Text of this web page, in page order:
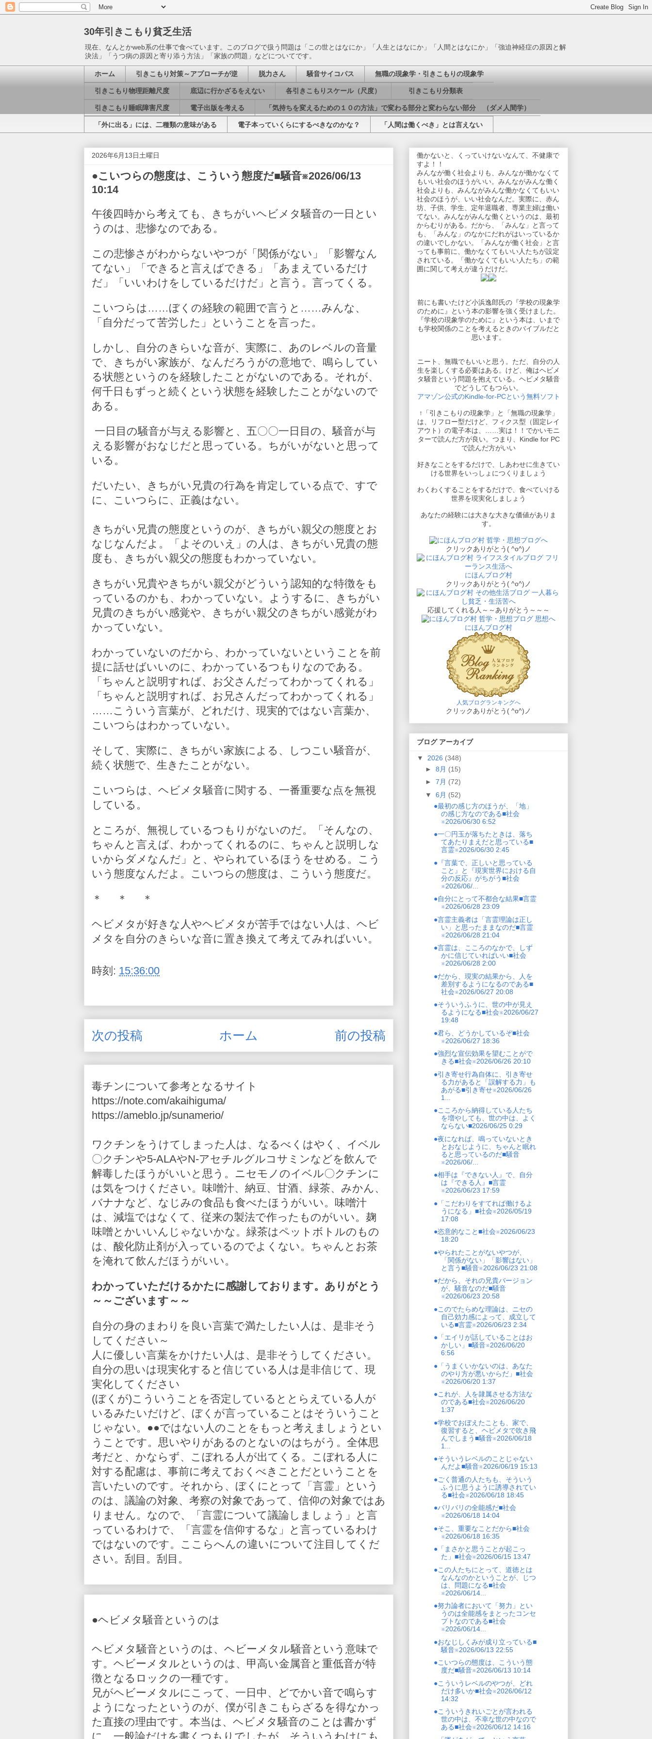
30年引きこもり貧乏生活
現在、なんとかweb系の仕事で食べています。このブログで扱う問題は「この世とはなにか」「人生とはなにか」「人間とはなにか」「強迫神経症の原因と解
決法」「うつ病の原因と寄り添う方法」「家族の問題」などについてです。
ホーム 引きこもり対策～アプローチが逆 脱力さん 騒音サイコパス 無職の現象学・引きこもりの現象学
引きこもり物理距離尺度 底辺に行かざるをえない 各引きこもりスケール（尺度） 引きこもり分類表
引きこもり睡眠障害尺度 電子出版を考える 「気持ちを変えるための１０の方法」で変わる部分と変わらない部分 （ダメ人間学）
「外に出る」には、二種類の意味がある 電子本っていくらにするべきなのかな？ 「人間は働くべき」とは言えない
2026年6月13日土曜日
●こいつらの態度は、こういう態度だ■騒音※2026/06/13
10:14
午後四時から考えても、きちがいヘビメタ騒音の一日とい
うのは、悲惨なのである。
この悲惨さがわからないやつが「関係がない」「影響なん
てない」「できると言えばできる」「あまえているだけ
だ」「いいわけをしているだけだ」と言う。言ってくる。
こいつらは……ぼくの経験の範囲で言うと……みんな、
「自分だって苦労した」ということを言った。
しかし、自分のきらいな音が、実際に、あのレベルの音量
で、きちがい家族が、なんだろうがの意地で、鳴らしてい
る状態というのを経験したことがないのである。それが、
何千日もずっと続くという状態を経験したことがないので
ある。
一日目の騒音が与える影響と、五〇〇一日目の、騒音が与
える影響がおなじだと思っている。ちがいがないと思って
いる。
だいたい、きちがい兄貴の行為を肯定している点で、すで
に、こいつらに、正義はない。
きちがい兄貴の態度というのが、きちがい親父の態度とお
なじなんだよ。「よそのいえ」の人は、きちがい兄貴の態
度も、きちがい親父の態度もわかっていない。
きちがい兄貴やきちがい親父がどういう認知的な特徴をも
っているのかも、わかっていない。ようするに、きちがい
兄貴のきちがい感覚や、きちがい親父のきちがい感覚がわ
かっていない。
わかっていないのだから、わかっていないということを前
提に話せばいいのに、わかっているつもりなのである。
「ちゃんと説明すれば、お父さんだってわかってくれる」
「ちゃんと説明すれば、お兄さんだってわかってくれる」
……こういう言葉が、どれだけ、現実的ではない言葉か、
こいつらはわかっていない。
そして、実際に、きちがい家族による、しつこい騒音が、
続く状態で、生きたことがない。
こいつらは、ヘビメタ騒音に関する、一番重要な点を無視
している。
ところが、無視しているつもりがないのだ。「そんなの、
ちゃんと言えば、わかってくれるのに、ちゃんと説明しな
いからダメなんだ」と、やられているほうをせめる。こう
いう態度なんだよ。こいつらの態度は、こういう態度だ。
＊ ＊ ＊
ヘビメタが好きな人やヘビメタが苦手ではない人は、ヘビ
メタを自分のきらいな音に置き換えて考えてみればいい。
時刻: 15:36:00
次の投稿 前の投稿
ホーム
毒チンについて参考となるサイト
https://note.com/akaihiguma/
https://ameblo.jp/sunamerio/
ワクチンをうけてしまった人は、なるべくはやく、イベル
〇クチンや5-ALAやN-アセチルグルコサミンなどを飲んで
解毒したほうがいいと思う。ニセモノのイベル〇クチンに
は気をつけください。味噌汁、納豆、甘酒、緑茶、みかん、
バナナなど、なじみの食品も食べたほうがいい。味噌汁
は、減塩ではなくて、従来の製法で作ったものがいい。麹
味噌とかいいんじゃないかな。緑茶はペットボトルのもの
は、酸化防止剤が入っているのでよくない。ちゃんとお茶
を淹れて飲んだほうがいい。
わかっていただけるかたに感謝しております。ありがとう
～～ございます～～
自分の身のまわりを良い言葉で満たしたい人は、是非そう
してください～
人に優しい言葉をかけたい人は、是非そうしてください。
自分の思いは現実化すると信じている人は是非信じて、現
実化してください
(ぼくが)こういうことを否定しているととらえている人が
いるみたいだけど、ぼくが言っていることはそういうこと
じゃない。●●ではない人のことをもっと考えましょうとい
うことです。思いやりがあるのとないのはちがう。全体思
考だと、かならず、こぼれる人が出てくる。こぼれる人に
対する配慮は、事前に考えておくべきことだということを
言いたいのです。それから、ぼくにとって「言霊」という
のは、議論の対象、考察の対象であって、信仰の対象ではあ
りません。なので、「言霊について議論しましょう」と言
っているわけで、「言霊を信仰するな」と言っているわけ
ではないのです。ここらへんの違いについて注目してくだ
さい。刮目。刮目。
●ヘビメタ騒音というのは
ヘビメタ騒音というのは、ヘビーメタル騒音という意味で
す。ヘビーメタルというのは、甲高い金属音と重低音が特
徴となるロックの一種です。
兄がヘビーメタルにこって、一日中、どでかい音で鳴らす
ようになったというのが、僕が引きこもらざるを得なかっ
た直接の理由です。本当は、ヘビメタ騒音のことは書かず
に、一般論だけを書くつもりでしたが、そういうわけにも
働かないと、くっていけないなんて、不健康で
すよ！！
みんなが働く社会よりも、みんなが働かなくて
もいい社会のほうがいい。みんながみんな働く
社会よりも、みんながみんな働かなくてもいい
社会のほうが、いい社会なんだ。実際に、赤ん
坊、子供、学生、定年退職者、専業主婦は働い
てない。みんながみんな働くというのは、最初
からむりがある。だから、「みんな」と言って
も、「みんな」のなかにだれがはいっているか
の違いでしかない。「みんなが働く社会」と言
っても事前に、働かなくてもいい人たちが設定
されている。「働かなくてもいい人たち」の範
囲に関して考えが違うだけだ。
前にも書いたけど小浜逸郎氏の『学校の現象学
のために』という本の影響を強く受けました。
『学校の現象学のために』という本は、いまで
も学校関係のことを考えるときのバイブルだと
思います。
ニート、無職でもいいと思う。ただ、自分の人
生を楽しくする必要はある。けど、俺はヘビメ
タ騒音という問題を抱えている。ヘビメタ騒音
でどうしてもつらい。
アマゾン公式のKindle-for-PCという無料ソフト
↑「引きこもりの現象学」と「無職の現象学」
は、リフロー型だけど、フィクス型（固定レイ
アウト）の電子本は、……実は！！でかいモニ
ターで読んだ方が良い。つまり、Kindle for PC
で読んだ方がいい
好きなことをするだけで、しあわせに生きてい
ける世界をいっしょにつくりましょう
わくわくすることをするだけで、食べていける
世界を現実化しましょう
あなたの経験には大きな大きな価値がありま
す。
クリックありがとう( ^o^)ノ
にほんブログ村
クリックありがとう( ^o^)ノ
応援してくれる人～～ありがとう～～～
にほんブログ村
人気ブログランキングへ
クリックありがとう( ^o^)ノ
ブログ アーカイブ
▼ 2026 (348)
► 8月 (15)
► 7月 (72)
▼ 6月 (52)
●最初の感じ方のほうが、「地」
の感じ方なのである■社会
※2026/06/30 6:52
●一〇円玉が落ちたときは、落ち
てあたりまえだと思っている■
言霊※2026/06/30 2:45
●『言葉で、正しいと思っている
こと』と『現実世界における自
分の反応』がちがう■社会
※2026/06/...
●自分にとって不都合な結果■言霊
※2026/06/28 23:09
●言霊主義者は「言霊理論は正し
い」と思ったままなのだ■言霊
※2026/06/28 21:04
●言霊は、こころのなかで、しず
かに信じていればいい■社会
※2026/06/28 2:00
●だから、現実の結果から、人を
差別するようになるのである■
社会※2026/06/27 20:08
●そういうふうに、世の中が見え
るようになる■社会※2026/06/27
19:48
●君ら、どうかしているぞ■社会
※2026/06/27 18:36
●強烈な宣伝効果を望むことがで
きる■社会※2026/06/26 20:10
●引き寄せ行為自体に、引き寄せ
る力があると「誤解する力」も
あがる■引き寄せ※2026/06/26
1...
●こころから納得している人たち
を増やしても、世の中は、よく
ならない■2026/06/25 0:29
●夜になれば、鳴っていないとき
とおなじように、ちゃんと眠れ
ると思っているのだ■騒音
※2026/06/...
●相手は『できない人』で、自分
は『できる人』■言霊
※2026/06/23 17:59
●「こだわりをすてれば働けるよ
うになる」■社会※2026/05/19
17:08
●恣意的なこと■社会※2026/06/23
18:20
●やられたことがないやつが、
「関係がない」「影響はない」
と言う■騒音※2026/06/23 21:08
●だから、それの兄貴バージョン
が、騒音なのだ■騒音
※2026/06/23 20:58
●このでたらめな理論は、ニセの
自己効力感によって、成立して
いる■言霊※2026/06/23 2:34
●「エイリが話していることはお
かしい」■騒音※2026/06/20
6:56
●「うまくいかないのは、あなた
のやり方が悪いからだ」■社会
※2026/06/20 1:37
●これが、人を隷属させる方法な
のである■社会※2026/06/20
1:37
●学校でおぼえたことも、家で、
復習すると、ヘビメタで吹き飛
んでしまう■騒音※2026/06/18
1...
●そういうレベルのことじゃない
んだよ■騒音※2026/06/19 15:13
●ごく普通の人たちも、そういう
ふうに思うように誘導されてい
る■社会※2026/06/18 18:45
●バリバリの全能感だ■社会
※2026/06/18 14:04
●そこ、重要なことだから■社会
※2026/06/18 16:35
●「まさかと思うことが起こっ
た」■社会※2026/06/15 13:47
●この人たちにとって、道徳とは
なんなのかということが、じつ
は、問題になる■社会
※2026/06/14...
●努力論者において「努力」とい
うのは全能感をまとったコンセ
プトなのである■社会
※2026/06/14...
●おなじしくみが成り立っている■
騒音※2026/06/13 22:55
●こいつらの態度は、こういう態
度だ■騒音※2026/06/13 10:14
●こういうレベルのやつが、どれ
だけ多いか■社会※2026/06/12
14:32
●こういうきれいごとが言われる
世の中は、不幸な世の中なので
ある■社会※2026/06/12 14:16